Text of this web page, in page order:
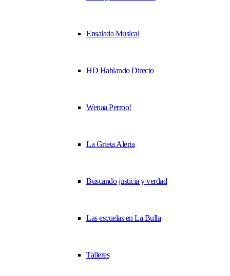
Ensalada Musical
HD Hablando Directo
Wenaa Perroo!
La Grieta Alerta
Buscando justicia y verdad
Las escuelas en La Bulla
Talleres